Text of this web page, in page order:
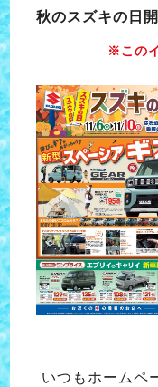
秋のスズキの日開
※この
いつもホームペ